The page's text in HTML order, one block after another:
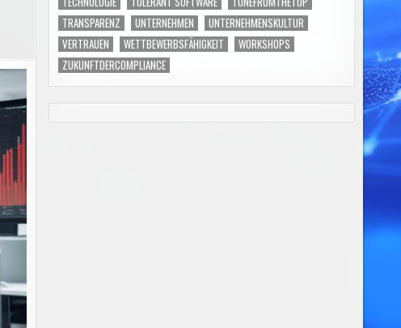
TRANSPARENZ
UNTERNEHMEN
UNTERNEHMENSKULTUR
VERTRAUEN
WETTBEWERBSFÄHIGKEIT
WORKSHOPS
ZUKUNFTDERCOMPLIANCE